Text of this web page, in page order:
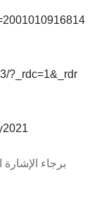
?_rdc=1&_rdr
برجاء الإشارة